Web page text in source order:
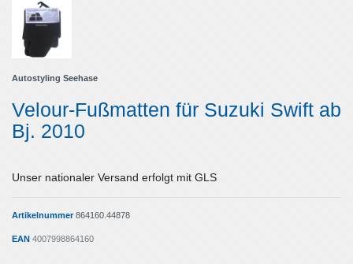
Autostyling Seehase
Velour-Fußmatten für Suzuki Swift ab
Bj. 2010
Unser nationaler Versand erfolgt mit GLS
Artikelnummer864160.44878
EAN 4007998864160